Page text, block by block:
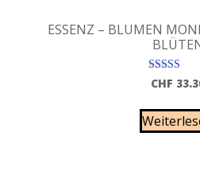
ESSENZ – BLUMEN
Bewertet
5.00
CHF